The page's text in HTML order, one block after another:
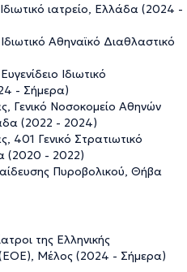
ιατρείο, Ελλάδα (2024 -
Αθηναϊκό Διαθλαστικό
Ιδιωτικό
- Σήμερα)
Γενικό Νοσοκομείο Αθηνών
(2022 - 2024)
401 Γενικό Στρατιωτικό
(2020 - 2022)
Πυροβολικού, Θήβα
της Ελληνικής
(ΕΟΕ), Μέλος (2024 - Σήμερα)